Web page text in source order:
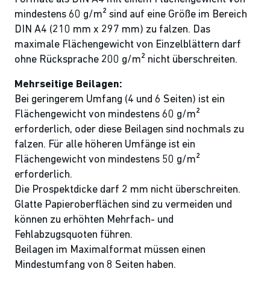
mindestens 60 g/m² sind auf eine Größe im Bereich
DIN A4 (210 mm x 297 mm) zu falzen. Das
maximale Flächengewicht von Einzelblättern darf
ohne Rücksprache 200 g/m² nicht überschreiten.
Mehrseitige Beilagen:
Bei geringerem Umfang (4 und 6 Seiten) ist ein
Flächengewicht von mindestens 60 g/m²
erforderlich, oder diese Beilagen sind nochmals zu
falzen. Für alle höheren Umfänge ist ein
Flächengewicht von mindestens 50 g/m²
erforderlich.
Die Prospektdicke darf 2 mm nicht überschreiten.
Glatte Papieroberflächen sind zu vermeiden und
können zu erhöhten Mehrfach- und
Fehlabzugsquoten führen.
Beilagen im Maximalformat müssen einen
Mindestumfang von 8 Seiten haben.